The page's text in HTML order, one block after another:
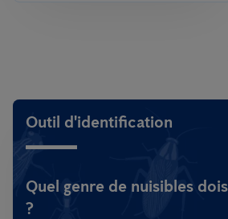
Outil d'identification
Quel genre de nuisibles
?